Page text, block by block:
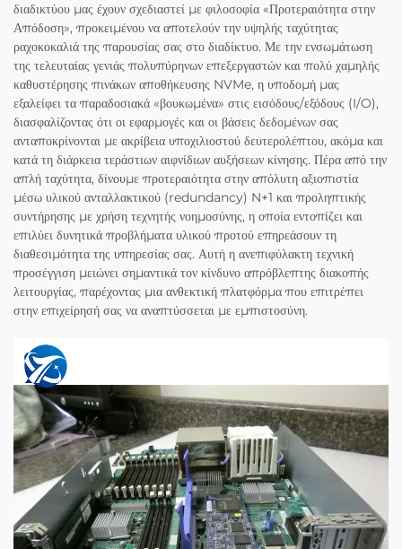
διαδικτύου μας έχουν σχεδιαστεί με φιλοσοφία «Προτεραιότητα στην
Απόδοση», προκειμένου να αποτελούν την υψηλής ταχύτητας
ραχοκοκαλιά της παρουσίας σας στο διαδίκτυο. Με την ενσωμάτωση
της τελευταίας γενιάς πολυπύρηνων επεξεργαστών και πολύ χαμηλής
καθυστέρησης πινάκων αποθήκευσης NVMe, η υποδομή μας
εξαλείφει τα παραδοσιακά «βουκωμένα» στις εισόδους/εξόδους (I/O),
διασφαλίζοντας ότι οι εφαρμογές και οι βάσεις δεδομένων σας
ανταποκρίνονται με ακρίβεια υποχιλιοστού δευτερολέπτου, ακόμα και
κατά τη διάρκεια τεράστιων αιφνίδιων αυξήσεων κίνησης. Πέρα από την
απλή ταχύτητα, δίνουμε προτεραιότητα στην απόλυτη αξιοπιστία
μέσω υλικού ανταλλακτικού (redundancy) N+1 και προληπτικής
συντήρησης με χρήση τεχνητής νοημοσύνης, η οποία εντοπίζει και
επιλύει δυνητικά προβλήματα υλικού προτού επηρεάσουν τη
διαθεσιμότητα της υπηρεσίας σας. Αυτή η ανεπιφύλακτη τεχνική
προσέγγιση μειώνει σημαντικά τον κίνδυνο απρόβλεπτης διακοπής
λειτουργίας, παρέχοντας μια ανθεκτική πλατφόρμα που επιτρέπει
στην επιχείρησή σας να αναπτύσσεται με εμπιστοσύνη.